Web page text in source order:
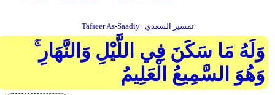
Tafseer As-Saadiy تفسير السعدي
وَلَهُ مَا سَكَنَ فِي اللَّيْلِ وَالنَّهَارِ ۚ
وَهُوَ السَّمِيعُ الْعَلِيمُ